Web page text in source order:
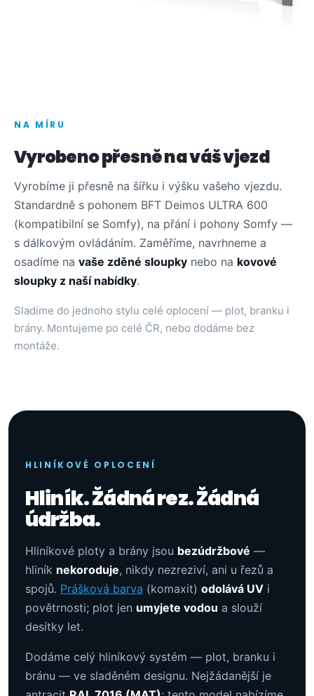
NA MÍRU
Vyrobeno přesně na váš vjezd
Vyrobíme ji přesně na šířku i výšku vašeho vjezdu.
Standardně s pohonem BFT Deimos ULTRA 600
(kompatibilní se Somfy), na přání i pohony Somfy —
s dálkovým ovládáním. Zaměříme, navrhneme a
osadíme na vaše zděné sloupky nebo na kovové
sloupky z naší nabídky.
Sladíme do jednoho stylu celé oplocení — plot, branku i
brány. Montujeme po celé ČR, nebo dodáme bez
montáže.
HLINÍKOVÉ OPLOCENÍ
Hliník. Žádná rez. Žádná
údržba.
Hliníkové ploty a brány jsou bezúdržbové —
hliník nekoroduje, nikdy nezreziví, ani u řezů a
spojů. Prášková barva (komaxit) odolává UV i
povětrnosti; plot jen umyjete vodou a slouží
desítky let.
Dodáme celý hliníkový systém — plot, branku i
bránu — ve sladěném designu. Nejžádanější je